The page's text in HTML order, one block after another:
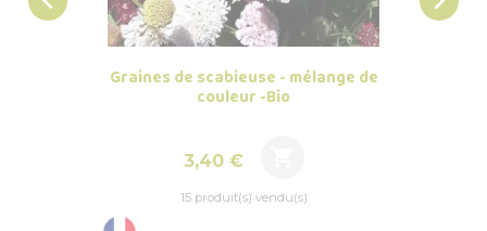
Graines de scabieuse - mélange de
couleur -Bio
Prix
3,40 €
15 produit(s) vendu(s)